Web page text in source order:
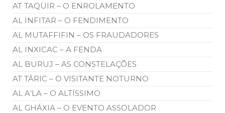
AT TAQÜIR – O ENROLAMENTO
AL INFITAR – O FENDIMENTO
AL MUTAFFIFIN – OS FRAUDADORES
AL INXICAC – A FENDA
AL BURUJ – AS CONSTELAÇÕES
AT TÁRIC – O VISITANTE NOTURNO
AL A’LA – O ALTÍSSIMO
AL GHÁXIA – O EVENTO ASSOLADOR